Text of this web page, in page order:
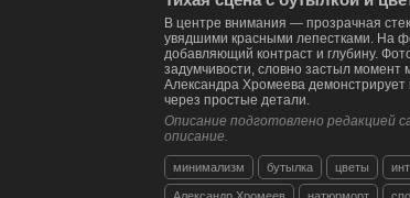
В центре внимания — прозрачная
увядшими красными лепестками. На
добавляющий контраст и глубину.
задумчивости, словно застыл
Александра Хромеева
через простые детали.
Описание подготовлено редакцией
описание.
минимализм бутылка цветы